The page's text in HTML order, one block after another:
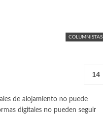
COLUMNISTAS
14
de alojamiento no puede
digitales no pueden seguir